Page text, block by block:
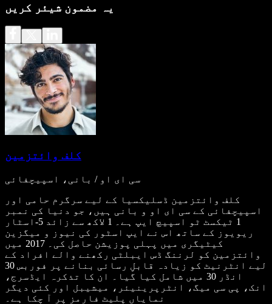
یہ مضمون شیئر کریں
کلف وائتزمین
سی ای او / بانی، اسپیچفائی
کلف وائتزمین ڈسلیکسیا کے لیے سرگرم حامی اور
اسپیچفائی کے سی ای او و بانی ہیں، جو دنیا کی نمبر
1 ٹیکسٹ ٹو اسپیچ ایپ ہے۔ 1 لاکھ سے زائد 5-اسٹار
ریویوز کے ساتھ اس نے ایپ اسٹور کی نیوز و میگزین
کیٹیگری میں پہلی پوزیشن حاصل کی۔ 2017 میں
وائتزمین کو لرننگ ڈس ایبلٹی رکھنے والے افراد کے
لیے انٹرنیٹ کو زیادہ قابلِ رسائی بنانے پر فوربس 30
انڈر 30 میں شامل کیا گیا۔ ان کا تذکرہ ایڈسرج،
انک، پی سی میگ، انٹرپرینیئر، میشیبل اور کئی دیگر
نمایاں پلیٹ فارمز پر آ چکا ہے۔